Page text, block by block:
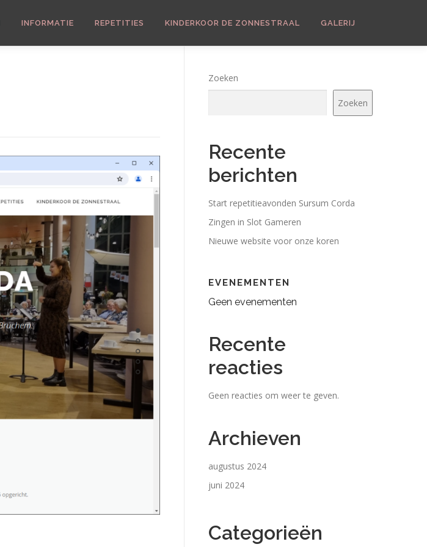
INFORMATIE REPETITIES KINDERKOOR DE ZONNESTRAAL GALERIJ
Zoeken
Zoeken
Recente
berichten
Start repetitieavonden Sursum Corda
Zingen in Slot Gameren
Nieuwe website voor onze koren
EVENEMENTEN
Geen evenementen
Recente
reacties
Geen reacties om weer te geven.
Archieven
augustus 2024
juni 2024
Categorieën